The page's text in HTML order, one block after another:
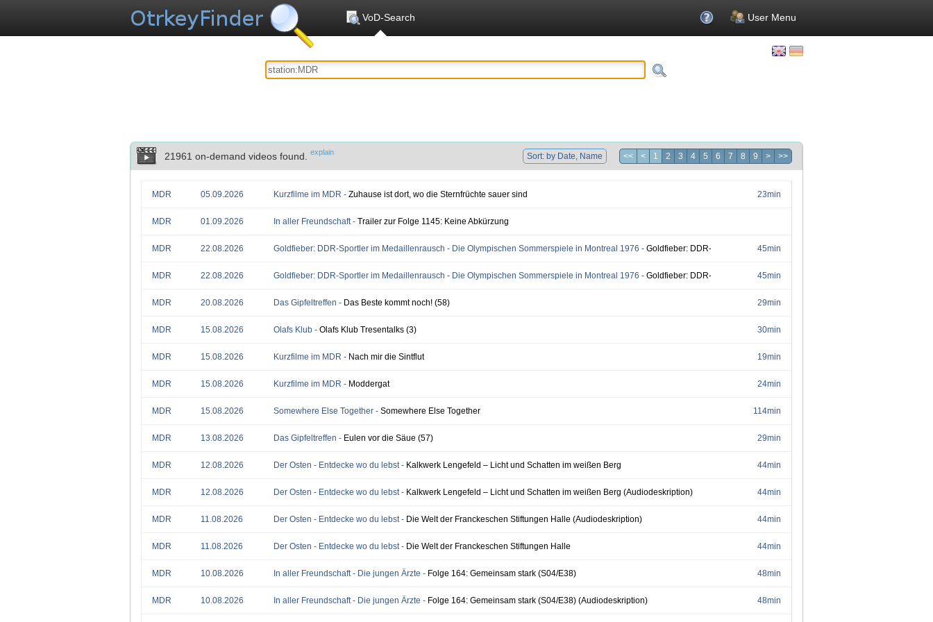
VoD-Search User Menu
21961 on-demand videos found. explain Sort: by Date, Name << < 1 2 3 4 5 6 7 8 9 > >>
23min
MDR 05.09.2026 Kurzfilme im MDR - Zuhause ist dort, wo die Sternfrüchte sauer sind
MDR 01.09.2026 In aller Freundschaft - Trailer zur Folge 1145: Keine Abkürzung
45min
MDR 22.08.2026 Goldfieber: DDR-Sportler im Medaillenrausch - Die Olympischen Sommerspiele in Montreal 1976 - Goldfieber: DDR-Sportler im Medaillenrausch - Die Olympischen
45min
MDR 22.08.2026 Goldfieber: DDR-Sportler im Medaillenrausch - Die Olympischen Sommerspiele in Montreal 1976 - Goldfieber: DDR-Sportler im Medaillenrausch - Die Olympischen
29min
MDR 20.08.2026 Das Gipfeltreffen - Das Beste kommt noch! (58)
30min
MDR 15.08.2026 Olafs Klub - Olafs Klub Tresentalks (3)
19min
MDR 15.08.2026 Kurzfilme im MDR - Nach mir die Sintflut
24min
MDR 15.08.2026 Kurzfilme im MDR - Moddergat
114min
MDR 15.08.2026 Somewhere Else Together - Somewhere Else Together
29min
MDR 13.08.2026 Das Gipfeltreffen - Eulen vor die Säue (57)
44min
MDR 12.08.2026 Der Osten - Entdecke wo du lebst - Kalkwerk Lengefeld – Licht und Schatten im weißen Berg
44min
MDR 12.08.2026 Der Osten - Entdecke wo du lebst - Kalkwerk Lengefeld – Licht und Schatten im weißen Berg (Audiodeskription)
44min
MDR 11.08.2026 Der Osten - Entdecke wo du lebst - Die Welt der Franckeschen Stiftungen Halle (Audiodeskription)
44min
MDR 11.08.2026 Der Osten - Entdecke wo du lebst - Die Welt der Franckeschen Stiftungen Halle
48min
MDR 10.08.2026 In aller Freundschaft - Die jungen Ärzte - Folge 164: Gemeinsam stark (S04/E38)
48min
MDR 10.08.2026 In aller Freundschaft - Die jungen Ärzte - Folge 164: Gemeinsam stark (S04/E38) (Audiodeskription)